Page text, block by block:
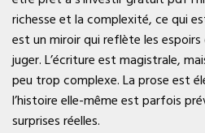
richesse et la complexité, ce qui
est un miroir qui reflète les
juger. L’écriture est magistrale,
peu trop complexe. La prose est
l’histoire elle-même est parfois
surprises réelles.